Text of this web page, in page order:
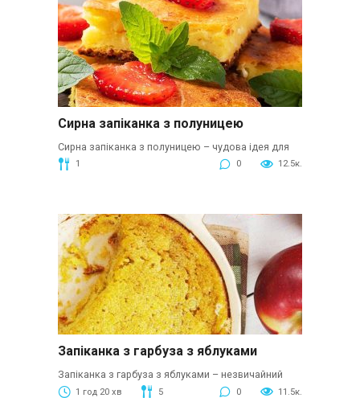
Сирна запіканка з полуницею
Сирна запіканка з полуницею – чудова ідея для
1 0 12.5к.
Запіканка з гарбуза з яблуками
Запіканка з гарбуза з яблуками – незвичайний
1 год 20 хв 5 0 11.5к.